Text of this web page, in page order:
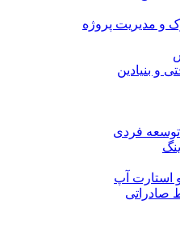
پروژه
آپ